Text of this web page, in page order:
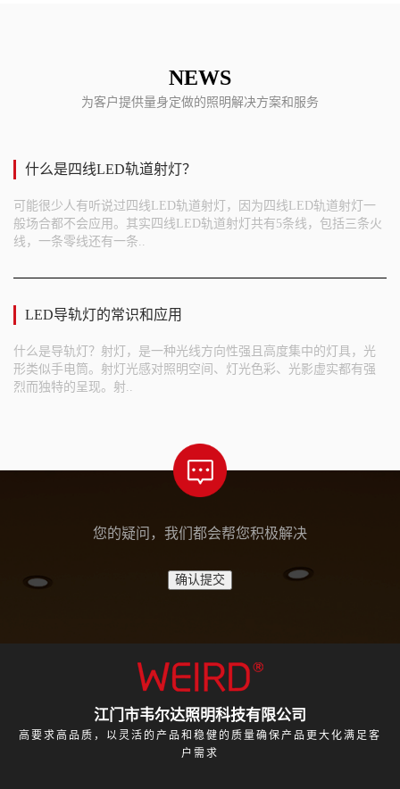
NEWS
为客户提供量身定做的照明解决方案和服务
什么是四线LED轨道射灯？
可能很少人有听说过四线LED轨道射灯，因为四线LED轨道射灯一
般场合都不会应用。其实四线LED轨道射灯共有5条线，包括三条火
线，一条零线还有一条..
LED导轨灯的常识和应用
什么是导轨灯？射灯，是一种光线方向性强且高度集中的灯具，光
形类似手电筒。射灯光感对照明空间、灯光色彩、光影虚实都有强
烈而独特的呈现。射..
您的疑问，我们都会帮您积极解决
江门市韦尔达照明科技有限公司
高要求高品质，以灵活的产品和稳健的质量确保产品更大化满足客
户需求